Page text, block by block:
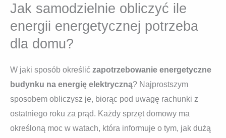
Jak samodzielnie obliczyć ile
energii energetycznej potrzeba
dla domu?
W jaki sposób określić zapotrzebowanie energetyczne
budynku na energię elektryczną? Najprostszym
sposobem obliczysz je, biorąc pod uwagę rachunki z
ostatniego roku za prąd. Każdy sprzęt domowy ma
określoną moc w watach, która informuje o tym, jak dużą